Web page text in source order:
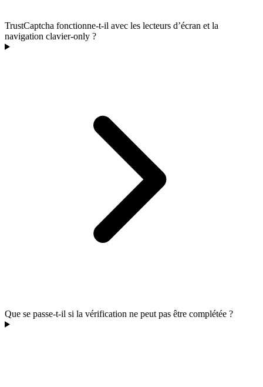
TrustCaptcha fonctionne-t-il avec les lecteurs d’écran et la
navigation clavier-only ?
Que se passe-t-il si la vérification ne peut pas être complétée ?